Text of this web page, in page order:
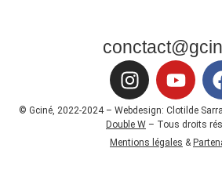
© Gciné, 2022-2024 – Webdesign: Clotilde
Double W – Tous droits
Mentions légales &